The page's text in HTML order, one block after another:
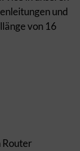
und
von 16
Router